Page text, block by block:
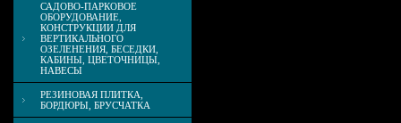
САДОВО-ПАРКОВОЕ
ОБОРУДОВАНИЕ,
КОНСТРУКЦИИ ДЛЯ
ВЕРТИКАЛЬНОГО
ОЗЕЛЕНЕНИЯ, БЕСЕДКИ,
КАБИНЫ, ЦВЕТОЧНИЦЫ,
НАВЕСЫ
РЕЗИНОВАЯ ПЛИТКА,
БОРДЮРЫ, БРУСЧАТКА